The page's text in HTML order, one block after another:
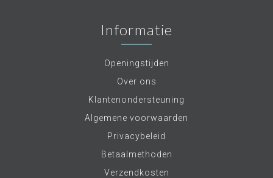
Informatie
Openingstijden
Over ons
Klantenondersteuning
Algemene voorwaarden
Privacybeleid
Betaalmethoden
Verzendkosten